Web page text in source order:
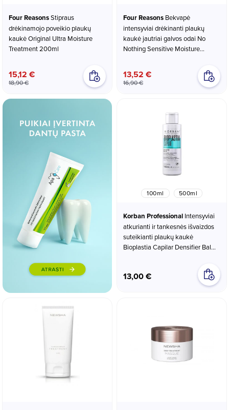
Four Reasons
drėkinamojo poveikio plaukų
kaukė Original Ultra Moisture
Treatment 200ml
15,12 €
18,90 €
Four Reasons
intensyviai drėkinanti plaukų
kaukė jautriai galvos odai No
Nothing Sensitive Moisture
13,52 €
16,90 €
100ml 500ml
Korban Professional
atkurianti ir tankesnės išvaizdos
suteikianti plaukų kaukė
Bioplastia Capilar Densifier Balm
13,00 €